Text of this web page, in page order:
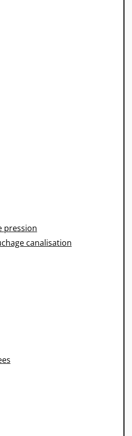
pression
canalisation